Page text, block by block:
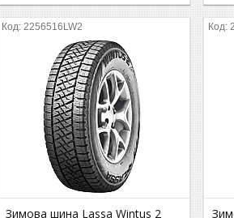
2256516LW2
Зимова шина Lassa Wintus 2